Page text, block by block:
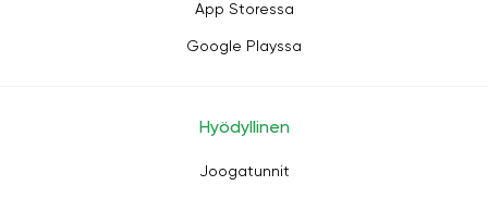
App Storessa
Google Playssa
Hyödyllinen
Joogatunnit